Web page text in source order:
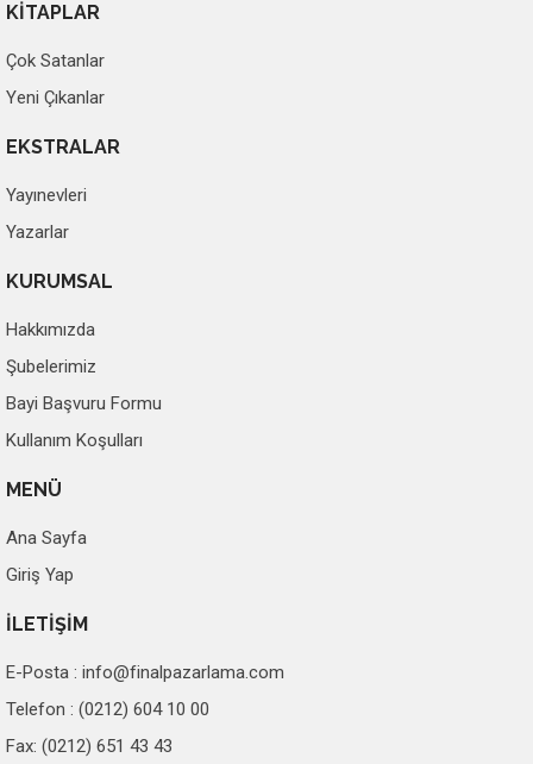
KİTAPLAR
Çok Satanlar
Yeni Çıkanlar
EKSTRALAR
Yayınevleri
Yazarlar
KURUMSAL
Hakkımızda
Şubelerimiz
Bayi Başvuru Formu
Kullanım Koşulları
MENÜ
Ana Sayfa
Giriş Yap
İLETİŞİM
E-Posta : info@finalpazarlama.com
Telefon : (0212) 604 10 00
Fax: (0212) 651 43 43